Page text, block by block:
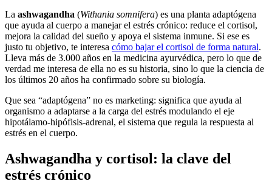
La ashwagandha (Withania somnifera) es una planta adaptógena
que ayuda al cuerpo a manejar el estrés crónico: reduce el cortisol,
mejora la calidad del sueño y apoya el sistema inmune. Si ese es
justo tu objetivo, te interesa cómo bajar el cortisol de forma natural.
Lleva más de 3.000 años en la medicina ayurvédica, pero lo que de
verdad me interesa de ella no es su historia, sino lo que la ciencia de
los últimos 20 años ha confirmado sobre su biología.
Que sea “adaptógena” no es marketing: significa que ayuda al
organismo a adaptarse a la carga del estrés modulando el eje
hipotálamo-hipófisis-adrenal, el sistema que regula la respuesta al
estrés en el cuerpo.
Ashwagandha y cortisol: la clave del
estrés crónico